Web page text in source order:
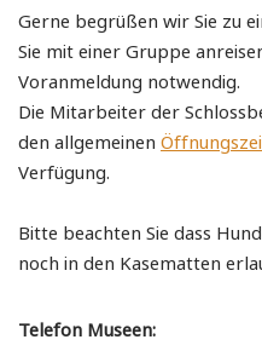
Gerne begrüßen wir Sie zu
Sie mit einer Gruppe
Voranmeldung notwendig.
Die Mitarbeiter der
den allgemeinen
Verfügung.
Bitte beachten Sie dass
noch in den Kasematten
Telefon Museen: